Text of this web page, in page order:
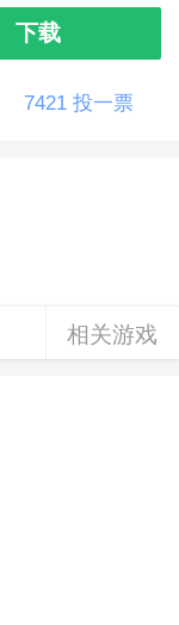
下载
7421 投一票
相关游戏